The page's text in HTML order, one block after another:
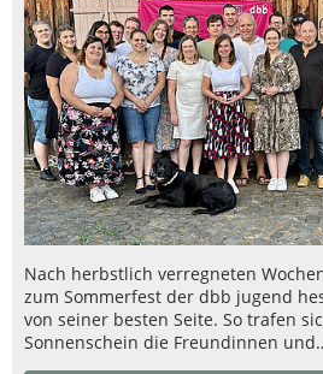
Nach herbstlich verregneten
zum Sommerfest der dbb jugend
von seiner besten Seite. So trafen
Sonnenschein die Freundinnen